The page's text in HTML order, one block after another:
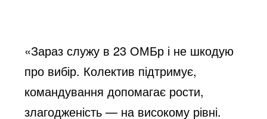
«Зараз служу в 23 ОМБр і не шкодую
про вибір. Колектив підтримує,
командування допомагає рости,
злагодженість — на високому рівні.